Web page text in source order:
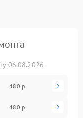
06.08.2026
480 р
480 р